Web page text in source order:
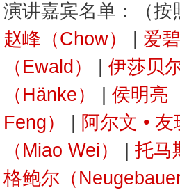
演讲嘉宾名单：（
赵峰（Chow）
爱
（Ewald）
伊莎贝
（Hänke）
侯明亮
Feng）
阿尔文 • 友
（Miao Wei）
托马
格鲍尔（Neugebauer